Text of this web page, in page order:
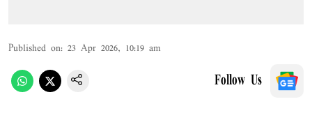
Published on: 23 Apr 2026, 10:19 am
Follow Us